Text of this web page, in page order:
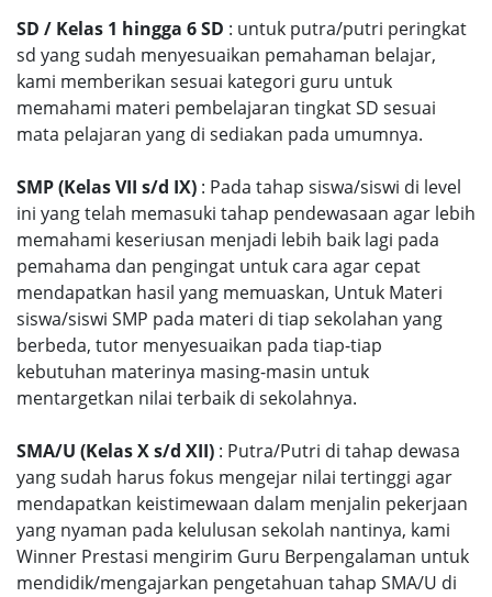
SD / Kelas 1 hingga 6 SD : untuk putra/putri peringkat
sd yang sudah menyesuaikan pemahaman belajar,
kami memberikan sesuai kategori guru untuk
memahami materi pembelajaran tingkat SD sesuai
mata pelajaran yang di sediakan pada umumnya.
SMP (Kelas VII s/d IX) : Pada tahap siswa/siswi di level
ini yang telah memasuki tahap pendewasaan agar lebih
memahami keseriusan menjadi lebih baik lagi pada
pemahama dan pengingat untuk cara agar cepat
mendapatkan hasil yang memuaskan, Untuk Materi
siswa/siswi SMP pada materi di tiap sekolahan yang
berbeda, tutor menyesuaikan pada tiap-tiap
kebutuhan materinya masing-masin untuk
mentargetkan nilai terbaik di sekolahnya.
SMA/U (Kelas X s/d XII) : Putra/Putri di tahap dewasa
yang sudah harus fokus mengejar nilai tertinggi agar
mendapatkan keistimewaan dalam menjalin pekerjaan
yang nyaman pada kelulusan sekolah nantinya, kami
Winner Prestasi mengirim Guru Berpengalaman untuk
mendidik/mengajarkan pengetahuan tahap SMA/U di